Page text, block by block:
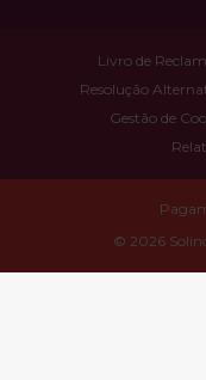
Livro de
Resolução
Gestão de
© 2026